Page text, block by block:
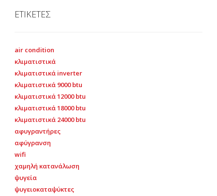
ΕΤΙΚΕΤΕΣ
air condition
κλιματιστικά
κλιματιστικά inverter
κλιματιστικά 9000 btu
κλιματιστικά 12000 btu
κλιματιστικά 18000 btu
κλιματιστικά 24000 btu
αφυγραντήρες
αφύγρανση
wifi
χαμηλή κατανάλωση
ψυγεία
ψυγειοκαταψύκτες